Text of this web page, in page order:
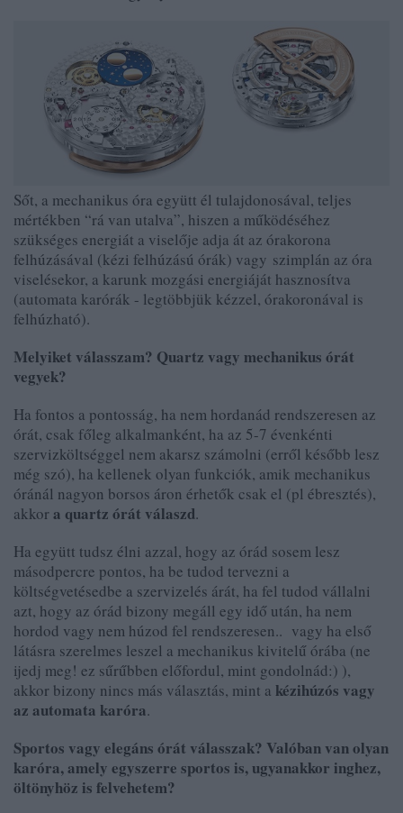
Sőt, a mechanikus óra együtt él tulajdonosával, teljes
mértékben “rá van utalva”, hiszen a működéséhez
szükséges energiát a viselője adja át az órakorona
felhúzásával (kézi felhúzású órák) vagy szimplán az óra
viselésekor, a karunk mozgási energiáját hasznosítva
(automata karórák - legtöbbjük kézzel, órakoronával is
felhúzható).
Melyiket válasszam? Quartz vagy mechanikus órát
vegyek?
Ha fontos a pontosság, ha nem hordanád rendszeresen az
órát, csak főleg alkalmanként, ha az 5-7 évenkénti
szervizköltséggel nem akarsz számolni (erről később lesz
még szó), ha kellenek olyan funkciók, amik mechanikus
óránál nagyon borsos áron érhetők csak el (pl ébresztés),
akkora quartz órát válaszd.
Ha együtt tudsz élni azzal, hogy az órád sosem lesz
másodpercre pontos, ha be tudod tervezni a
költségvetésedbe a szervizelés árát, ha fel tudod vállalni
azt, hogy az órád bizony megáll egy idő után, ha nem
hordod vagy nem húzod fel rendszeresen.. vagy ha első
látásra szerelmes leszel a mechanikus kivitelű órába (ne
ijedj meg! ez sűrűbben előfordul, mint gondolnád:) ),
akkor bizony nincs más választás, mint a kézihúzós vagy
az automata karóra.
Sportos vagy elegáns órát válasszak? Valóban van olyan
karóra, amely egyszerre sportos is, ugyanakkor inghez,
öltönyhöz is felvehetem?